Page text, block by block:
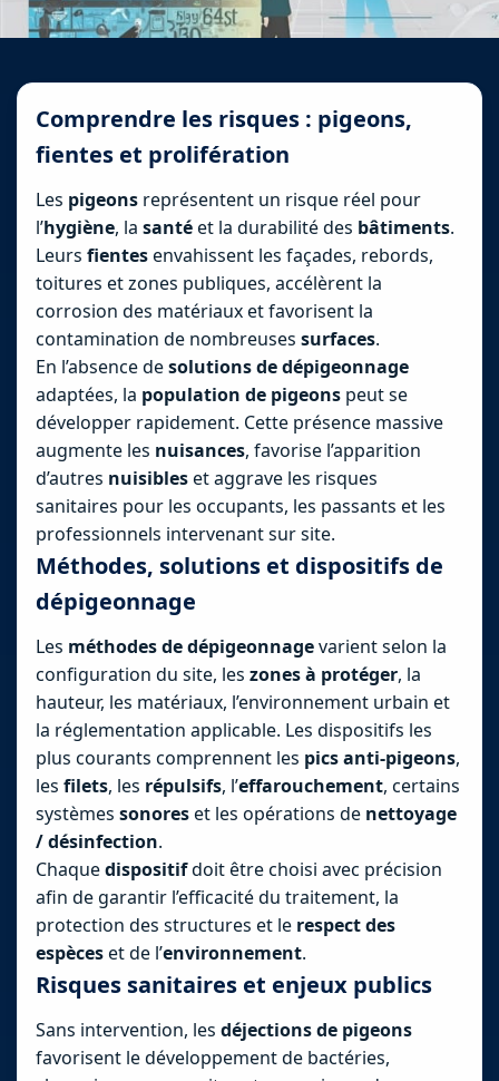
Comprendre les risques : pigeons,
fientes et prolifération
Les pigeons représentent un risque réel pour
l’hygiène, la santéet la durabilité des bâtiments.
Leurs fientesenvahissent les façades, rebords,
toitures et zones publiques, accélèrent la
corrosion des matériaux et favorisent la
contamination de nombreuses surfaces.
En l’absence desolutions de dépigeonnage
adaptées, la population de pigeons peut se
développer rapidement. Cette présence massive
augmente les nuisances, favorise l’apparition
d’autres nuisibleset aggrave les risques
sanitaires pour les occupants, les passants et les
professionnels intervenant sur site.
Méthodes, solutions et dispositifs de
dépigeonnage
Les méthodes de dépigeonnagevarient selon la
configuration du site, les zones à protéger, la
hauteur, les matériaux, l’environnement urbain et
la réglementation applicable. Les dispositifs les
plus courants comprennent les pics anti-pigeons,
les filets, les répulsifs, l’effarouchement, certains
systèmes sonoreset les opérations de nettoyage
/ désinfection.
Chaquedispositifdoit être choisi avec précision
afin de garantir l’efficacité du traitement, la
protection des structures et le respect des
espèceset de l’environnement.
Risques sanitaires et enjeux publics
Sans intervention, les déjections de pigeons
favorisent le développement de bactéries,